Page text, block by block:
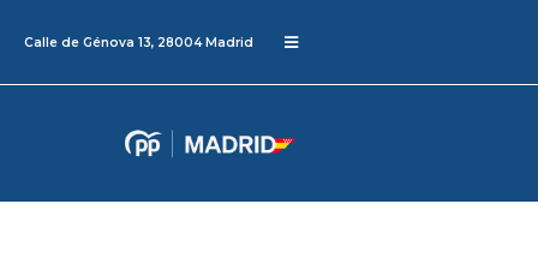
Calle de Génova 13, 28004 Madrid